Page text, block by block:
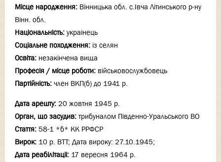
Місце народження: Вінницька обл. с.Iвча Літинського р-ну
Вінн. обл.
Національність: украінець
Соціальне походження: із селян
Освіта: незакінчена вища
Професія / місце роботи: військовослужбовець
Партійність: член ВКП(б) до 1941 р.
Дата арешту: 20 жовтня 1945 р.
Орган, що засудив: трибуналом Південно-Уральського ВО
Стаття: 58-1 *б* КК РРФСР
Вирок: 10 р. ВТТ; Дата вироку: 27.10.1945;
Дата реабілітаціi: 17 вересня 1964 р.